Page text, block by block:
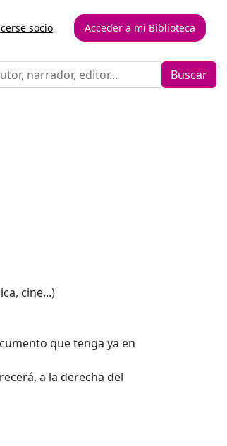
socio Acceder a mi Biblioteca
Buscar
cine...)
que tenga ya en
a la derecha del